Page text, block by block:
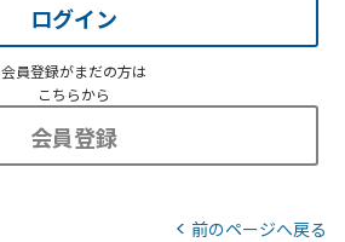
ログイン
会員登録がまだの方は
こちらから
会員登録
前のページへ戻る